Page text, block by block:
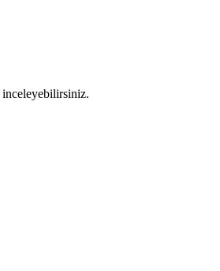
inceleyebilirsiniz.